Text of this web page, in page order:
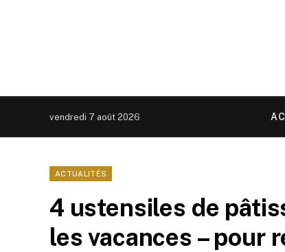
vendredi 7 août 2026
ACTUALITÉS
4 ustensiles de
les vacances – pour